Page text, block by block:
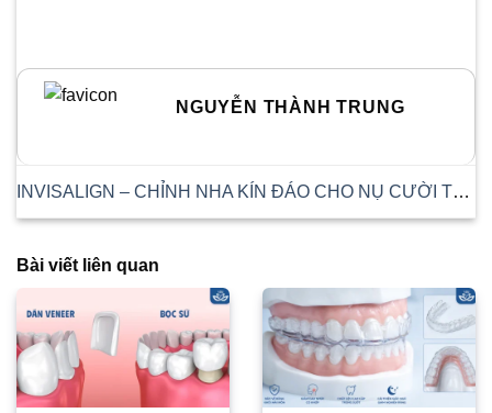
NGUYỄN THÀNH TRUNG
INVISALIGN – CHỈNH NHA KÍN ĐÁO CHO NỤ CƯỜI TỰ NHIÊN
Bài viết liên quan